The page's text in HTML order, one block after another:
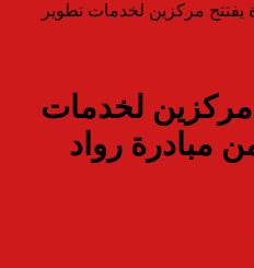
يفتتح مركزين لخدمات تطوير
مركزين لخدمات
مبادرة رواد